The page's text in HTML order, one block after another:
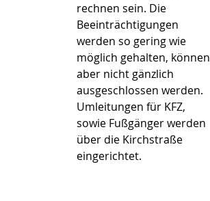
rechnen sein. Die
Beeinträchtigungen
werden so gering wie
möglich gehalten, können
aber nicht gänzlich
ausgeschlossen werden.
Umleitungen für KFZ,
sowie Fußgänger werden
über die Kirchstraße
eingerichtet.